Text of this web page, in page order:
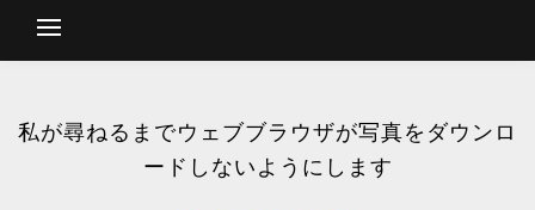
私が尋ねるまでウェブブラウザが写真をダウンロ
ードしないようにします